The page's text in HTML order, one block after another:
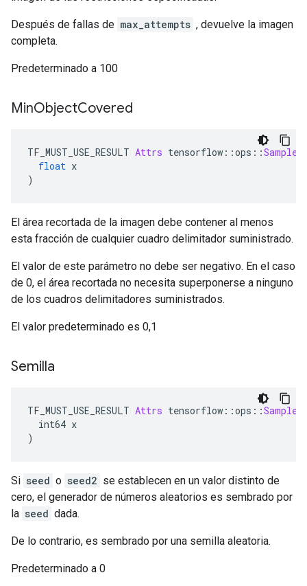
Después de fallas de max_attempts , devuelve la imagen
completa.
Predeterminado a 100
MinObjectCovered
TF_MUST_USE_RESULT Attrs tensorflow ::ops ::
float x
)
El área recortada de la imagen debe contener al menos
esta fracción de cualquier cuadro delimitador suministrado.
El valor de este parámetro no debe ser negativo. En el caso
de 0, el área recortada no necesita superponerse a ninguno
de los cuadros delimitadores suministrados.
El valor predeterminado es 0,1
Semilla
TF_MUST_USE_RESULT Attrs tensorflow ::ops ::
int64 x
)
Si seed o seed2 se establecen en un valor distinto de
cero, el generador de números aleatorios es sembrado por
la seed dada.
De lo contrario, es sembrado por una semilla aleatoria.
Predeterminado a 0